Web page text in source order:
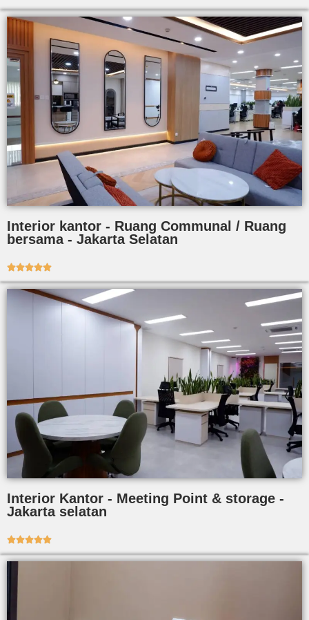
Interior kantor - Ruang Communal / Ruang
bersama - Jakarta Selatan

Interior Kantor - Meeting Point & storage -
Jakarta selatan
